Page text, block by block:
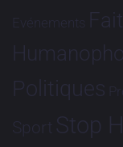
Evénements
Politiques
Sport Stop